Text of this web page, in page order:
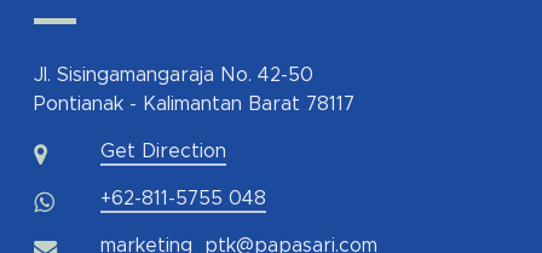
Jl. Sisingamangaraja No. 42-50
Pontianak - Kalimantan Barat 78117
Get Direction
+62-811-5755 048
marketing_ptk@papasari.com